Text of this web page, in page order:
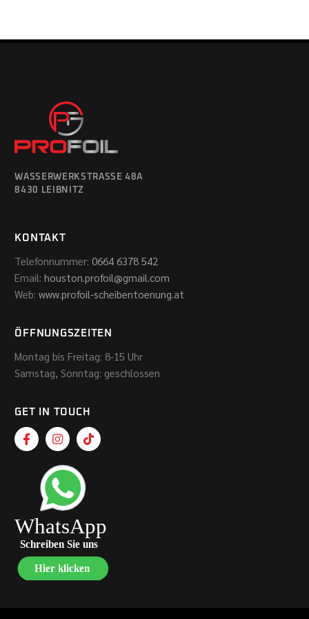
WASSERWERKSTRASSE 48A
8430 LEIBNITZ
KONTAKT
Telefonnummer:0664 6378 542
Email: houston.profoil@gmail.com
Web:www.profoil-scheibentoenung.at
ÖFFNUNGSZEITEN
Montag bis Freitag: 8-15 Uhr
Samstag, Sonntag: geschlossen
GET IN TOUCH